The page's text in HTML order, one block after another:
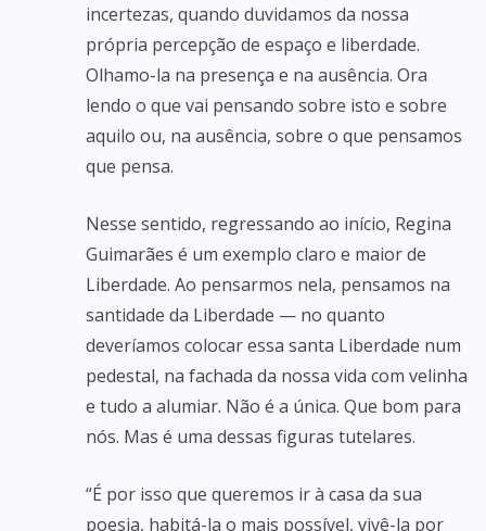
incertezas, quando duvidamos da nossa
própria percepção de espaço e liberdade.
Olhamo-la na presença e na ausência. Ora
lendo o que vai pensando sobre isto e sobre
aquilo ou, na ausência, sobre o que pensamos
que pensa.
Nesse sentido, regressando ao início, Regina
Guimarães é um exemplo claro e maior de
Liberdade. Ao pensarmos nela, pensamos na
santidade da Liberdade — no quanto
deveríamos colocar essa santa Liberdade num
pedestal, na fachada da nossa vida com velinha
e tudo a alumiar. Não é a única. Que bom para
nós. Mas é uma dessas figuras tutelares.
“É por isso que queremos ir à casa da sua
poesia, habitá-la o mais possível, vivê-la por